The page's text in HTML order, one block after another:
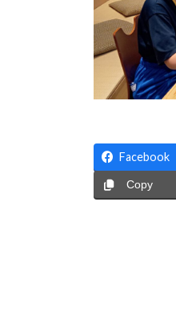
Facebook
Copy